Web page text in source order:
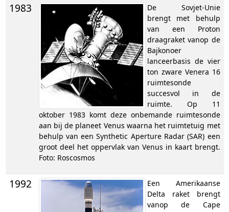
1983
De Sovjet-Unie
brengt met behulp
van een Proton
draagraket vanop de
Bajkonoer
lanceerbasis de vier
ton zware Venera 16
ruimtesonde
succesvol in de
ruimte. Op 11
oktober 1983 komt deze onbemande ruimtesonde
aan bij de planeet Venus waarna het ruimtetuig met
behulp van een Synthetic Aperture Radar (SAR) een
groot deel het oppervlak van Venus in kaart brengt.
Foto: Roscosmos
1992
Een Amerikaanse
Delta raket brengt
vanop de Cape